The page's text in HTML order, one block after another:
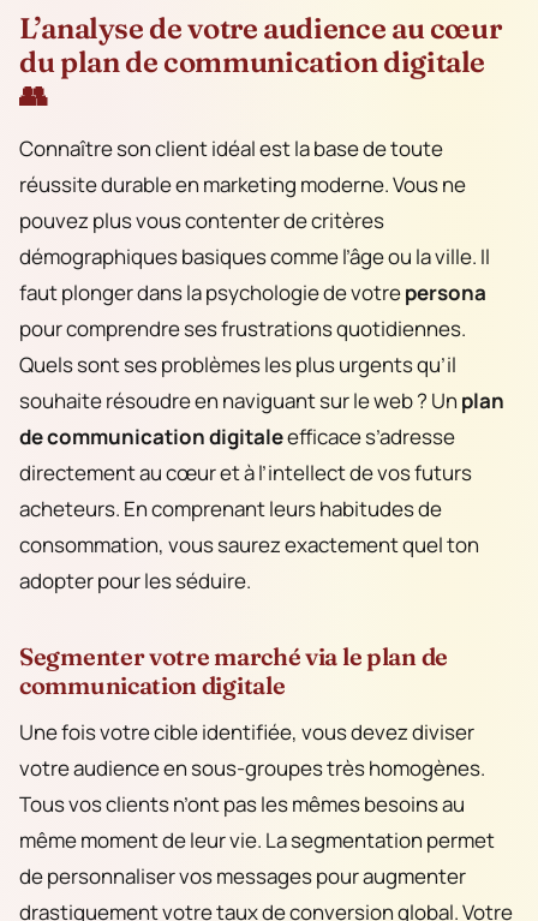
L’analyse de votre audience au cœur
du plan de communication digitale
👥
Connaître son client idéal est la base de toute
réussite durable en marketing moderne. Vous ne
pouvez plus vous contenter de critères
démographiques basiques comme l’âge ou la ville. Il
faut plonger dans la psychologie de votrepersona
pour comprendre ses frustrations quotidiennes.
Quels sont ses problèmes les plus urgents qu’il
souhaite résoudre en naviguant sur le web ? Un plan
de communication digitaleefficace s’adresse
directement au cœur et à l’intellect de vos futurs
acheteurs. En comprenant leurs habitudes de
consommation, vous saurez exactement quel ton
adopter pour les séduire.
Segmenter votre marché via le plan de
communication digitale
Une fois votre cible identifiée, vous devez diviser
votre audience en sous-groupes très homogènes.
Tous vos clients n’ont pas les mêmes besoins au
même moment de leur vie. La segmentation permet
de personnaliser vos messages pour augmenter
drastiquement votre taux de conversion global. Votre